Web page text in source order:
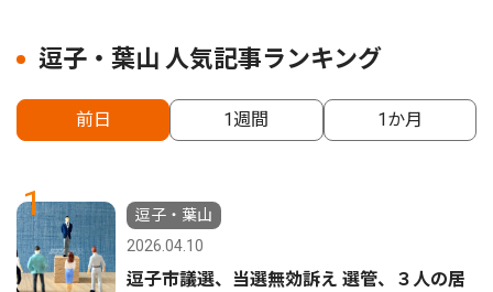
逗子・葉山 人気記事ランキング
前日 1週間 1か月
1
逗子・葉山
2026.04.10
逗子市議選、当選無効訴え 選管、３人の居